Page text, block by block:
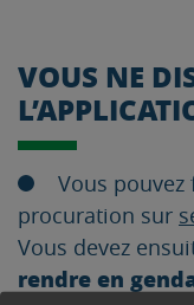
VOUS NE
Vous
procuration sur
Vous devez
rendre en